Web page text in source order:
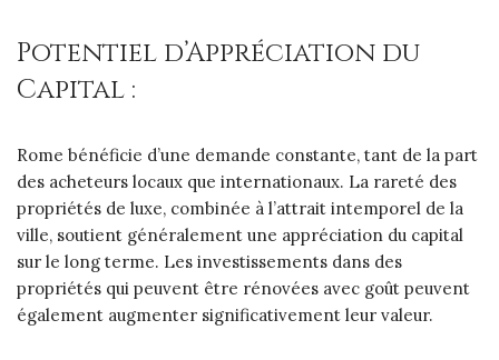
Potentiel d’Appréciation du
Capital :
Rome bénéficie d’une demande constante, tant de la part
des acheteurs locaux que internationaux. La rareté des
propriétés de luxe, combinée à l’attrait intemporel de la
ville, soutient généralement une appréciation du capital
sur le long terme. Les investissements dans des
propriétés qui peuvent être rénovées avec goût peuvent
également augmenter significativement leur valeur.